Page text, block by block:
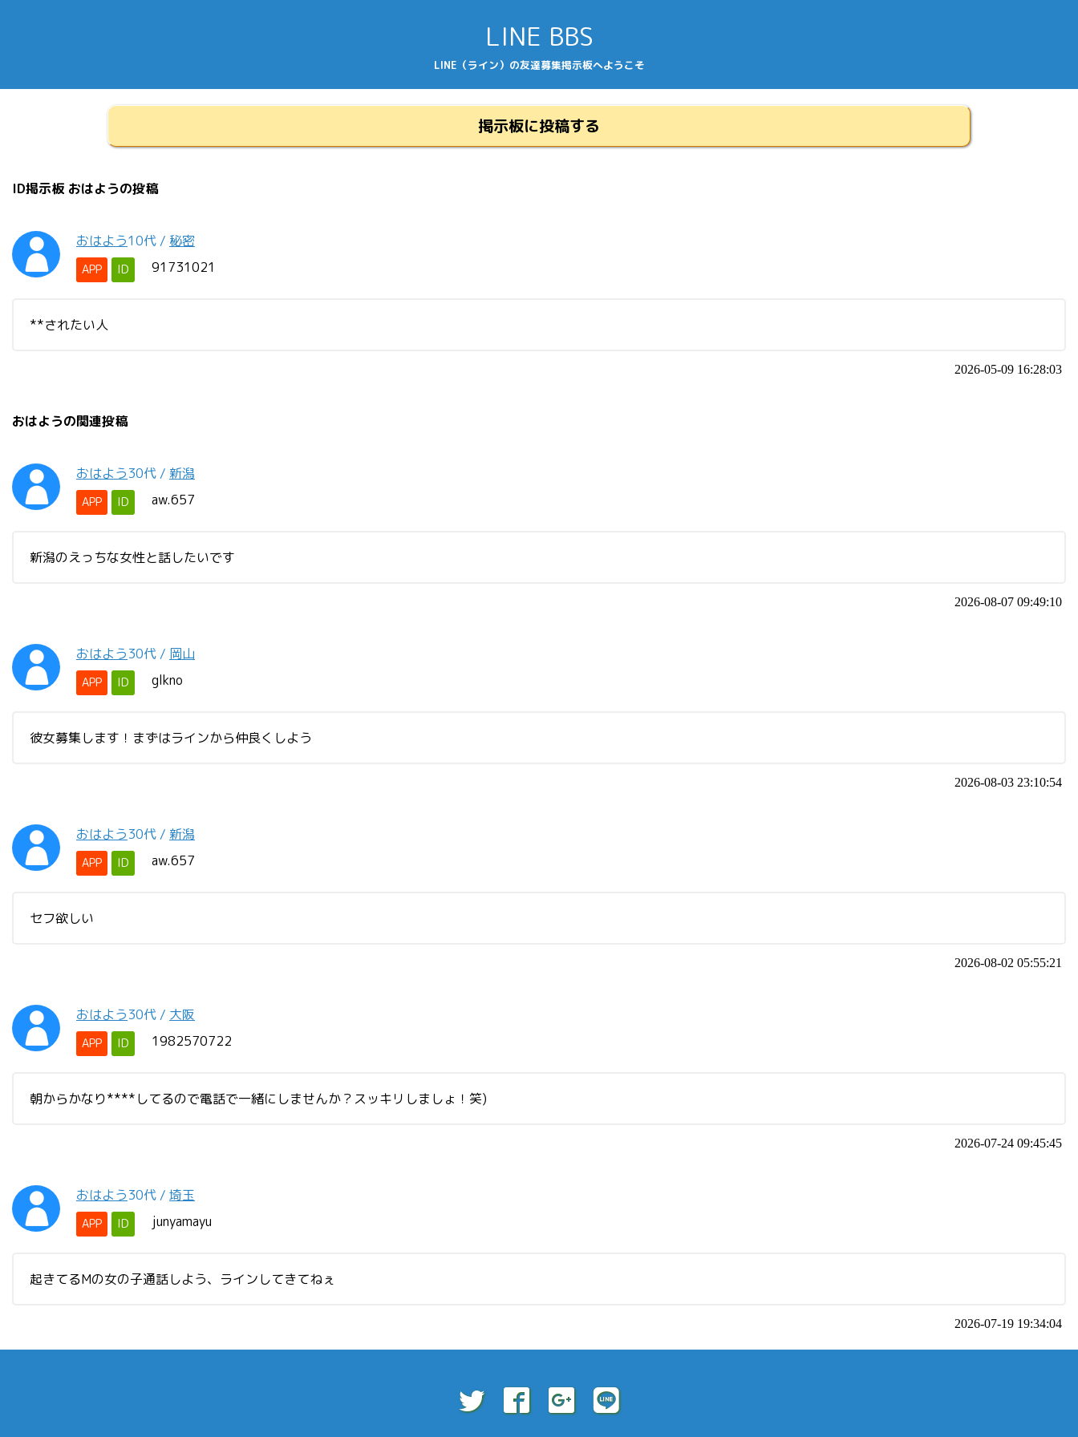
LINE BBS
LINE（ライン）の友達募集掲示板へようこそ
掲示板に投稿する
ID掲示板 おはようの投稿
おはよう10代 / 秘密
APP ID 91731021
**されたい人
2026-05-09 16:28:03
おはようの関連投稿
おはよう30代 / 新潟
APP ID aw.657
新潟のえっちな女性と話したいです
2026-08-07 09:49:10
おはよう30代 / 岡山
APP ID glkno
彼女募集します！まずはラインから仲良くしよう
2026-08-03 23:10:54
おはよう30代 / 新潟
APP ID aw.657
セフ欲しい
2026-08-02 05:55:21
おはよう30代 / 大阪
APP ID 1982570722
朝からかなり****してるので電話で一緒にしませんか？スッキリしましょ！笑)
2026-07-24 09:45:45
おはよう30代 / 埼玉
APP ID junyamayu
起きてるMの女の子通話しよう、ラインしてきてねぇ
2026-07-19 19:34:04